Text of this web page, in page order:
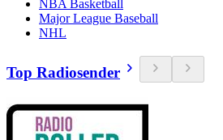
NBA Basketball
Major League Baseball
NHL
Top Radiosender